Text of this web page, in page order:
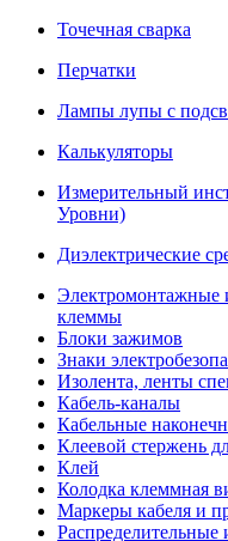
Точечная сварка
Перчатки
Лампы лупы с
Калькуляторы
Измерительный
Уровни)
Диэлектрические
Электромонтажные
клеммы
Блоки зажимов
Знаки
Изолента, ленты
Кабель-каналы
Кабельные
Клеевой стержень
Клей
Колодка клеммная
Маркеры кабеля и